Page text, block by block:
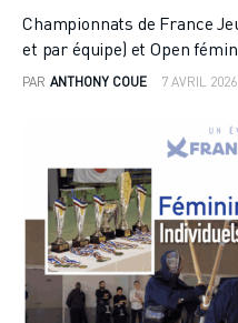
Championnats de France
et par équipe) et Open
PAR ANTHONY COUE 7 AVRIL 2026